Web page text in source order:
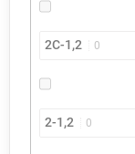
2C-1,2 0
2-1,2 0